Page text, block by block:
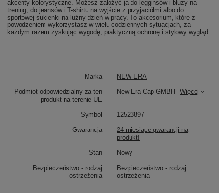
akcenty kolorystyczne. Możesz założyć ją do legginsów i bluzy na
trening, do jeansów i T-shirtu na wyjście z przyjaciółmi albo do
sportowej sukienki na luźny dzień w pracy. To akcesorium, które z
powodzeniem wykorzystasz w wielu codziennych sytuacjach, za
każdym razem zyskując wygodę, praktyczną ochronę i stylowy wygląd.
Marka NEW ERA
Podmiot odpowiedzialny za ten
produkt na terenie UE
New Era Cap GMBH Więcej
Symbol 12523897
Gwarancja
24 miesiące gwarancji na
produkt!
Stan Nowy
Bezpieczeństwo - rodzaj
ostrzeżenia
Bezpieczeństwo - rodzaj
ostrzeżenia